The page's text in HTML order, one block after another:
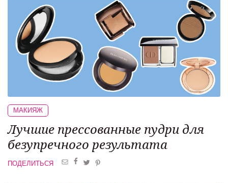
МАКИЯЖ
Лучшие прессованные пудри для
безупречного результата
ПОДЕЛИТЬСЯ